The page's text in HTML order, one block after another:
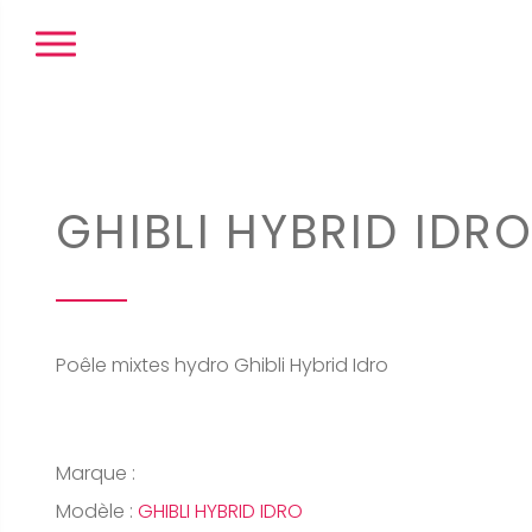
GHIBLI HYBRID
Poêle mixtes hydro Ghibli Hybrid Idro
Marque :
Modèle : GHIBLI HYBRID IDRO